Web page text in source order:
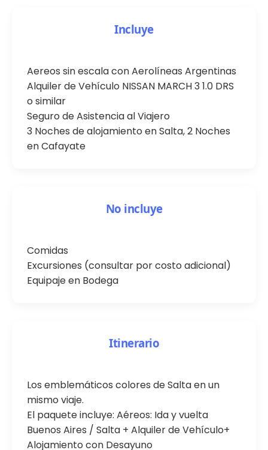
Incluye
Aereos sin escala con Aerolíneas Argentinas
Alquiler de Vehículo NISSAN MARCH 3 1.0 DRS
o similar
Seguro de Asistencia al Viajero
3 Noches de alojamiento en Salta, 2 Noches
en Cafayate
No incluye
Comidas
Excursiones (consultar por costo adicional)
Equipaje en Bodega
Itinerario
Los emblemáticos colores de Salta en un
mismo viaje.
El paquete incluye: Aéreos: Ida y vuelta
Buenos Aires / Salta + Alquiler de Vehículo+
Alojamiento con Desayuno